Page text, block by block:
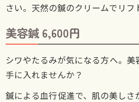
さい。天然の鍼のクリームでリフ
美容鍼 6,600円
シワやたるみが気になる方へ。
手に入れませんか？
鍼による血行促進で、肌の美し